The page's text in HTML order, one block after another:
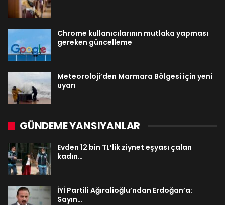
Chrome kullanıcılarının mutlaka yapması
gereken güncelleme
Meteoroloji’den Marmara Bölgesi için yeni
uyarı
GÜNDEME YANSIYANLAR
Evden 12 bin TL’lik ziynet eşyası çalan
kadın…
İYİ Partili Ağıralioğlu’ndan Erdoğan’a:
Sayın…